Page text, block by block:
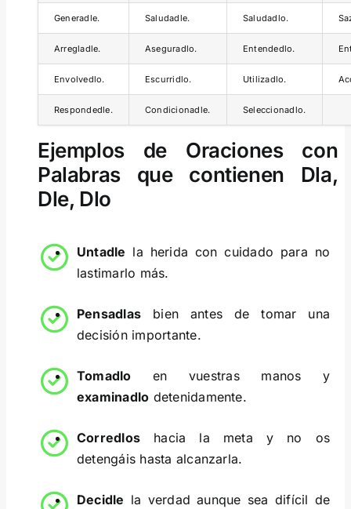
Generadle. Saludadle. Saludadlo.
Arregladle. Aseguradlo. Entendedlo.
Envolvedlo. Escurridlo. Utilizadlo.
Respondedle. Condicionadle. Seleccionadlo.
Ejemplos de Oraciones con
Palabras que contienen Dla,
Dle, Dlo
Untadle la herida con cuidado para no
lastimarlo más.
Pensadlas bien antes de tomar una
decisión importante.
Tomadlo en vuestras manos y
examinadlo detenidamente.
Corredlos hacia la meta y no os
detengáis hasta alcanzarla.
Decidle la verdad aunque sea difícil de